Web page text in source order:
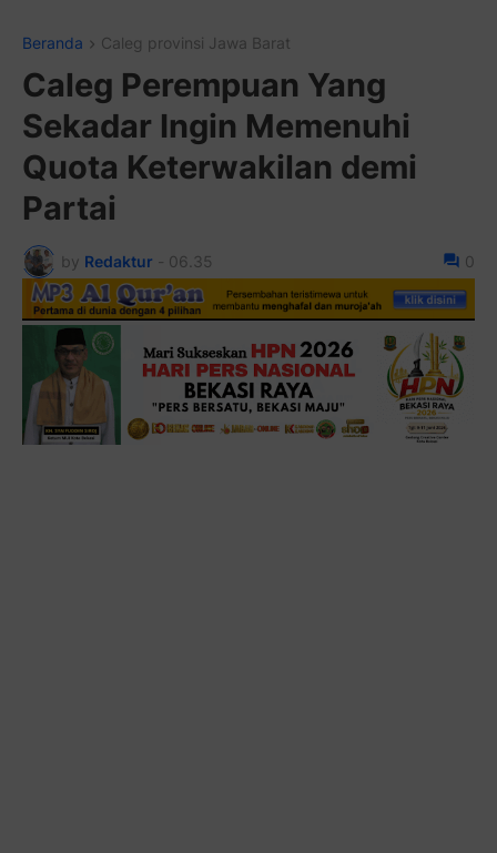
Beranda Caleg provinsi Jawa Barat
Caleg Perempuan Yang
Sekadar Ingin Memenuhi
Quota Keterwakilan demi
Partai
by Redaktur - 06.35 0